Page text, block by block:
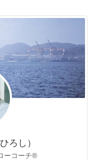
ろし）
ーコーチ®